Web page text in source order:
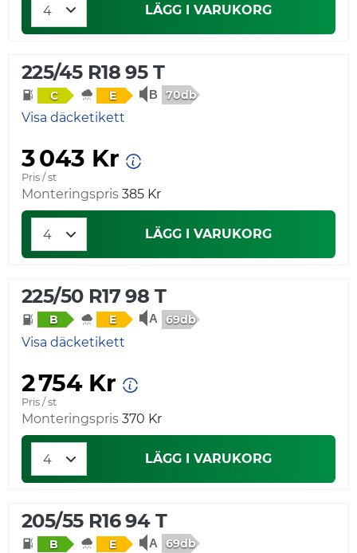
LÄGG I VARUKORG
225/45 R18 95 T
C E 70db
Visa däcketikett
3 043 Kr
Pris / st
Monteringspris 385 Kr
LÄGG I VARUKORG
225/50 R17 98 T
B E 69db
Visa däcketikett
2 754 Kr
Pris / st
Monteringspris 370 Kr
LÄGG I VARUKORG
205/55 R16 94 T
B E 69db